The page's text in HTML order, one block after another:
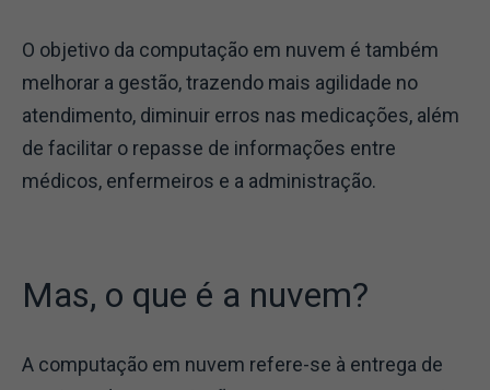
O objetivo da computação em nuvem é também
melhorar a gestão, trazendo mais agilidade no
atendimento, diminuir erros nas medicações, além
de facilitar o repasse de informações entre
médicos, enfermeiros e a administração.
Mas, o que é a nuvem?
A computação em nuvem refere-se à entrega de